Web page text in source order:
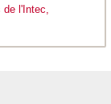
de l'Intec,